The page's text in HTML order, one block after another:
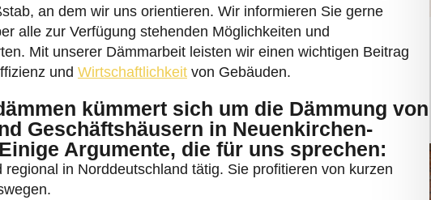
an dem wir uns orientieren. Wir informieren Sie gerne
alle zur Verfügung stehenden Möglichkeiten und
Mit unserer Dämmarbeit leisten wir einen wichtigen Beitrag
und Wirtschaftlichkeit von Gebäuden.
kümmert sich um die Dämmung von
Geschäftshäusern in Neuenkirchen-
Argumente, die für uns sprechen:
regional in Norddeutschland tätig. Sie profitieren von kurzen